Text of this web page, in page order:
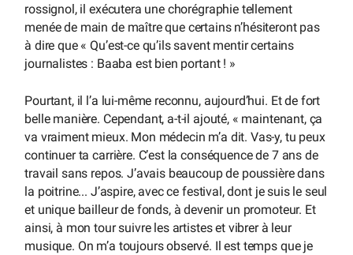
rossignol, il exécutera une chorégraphie tellement
menée de main de maître que certains n’hésiteront pas
à dire que « Qu’est-ce qu’ils savent mentir certains
journalistes : Baaba est bien portant ! »
Pourtant, il l’a lui-même reconnu, aujourd’hui. Et de fort
belle manière. Cependant, a-t-il ajouté, « maintenant, ça
va vraiment mieux. Mon médecin m’a dit. Vas-y, tu peux
continuer ta carrière. C’est la conséquence de 7 ans de
travail sans repos. J’avais beaucoup de poussière dans
la poitrine... J’aspire, avec ce festival, dont je suis le seul
et unique bailleur de fonds, à devenir un promoteur. Et
ainsi, à mon tour suivre les artistes et vibrer à leur
musique. On m’a toujours observé. Il est temps que je